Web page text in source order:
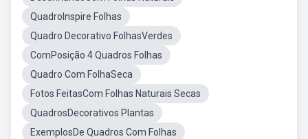
QuadroInspire Folhas
Quadro Decorativo FolhasVerdes
ComPosição 4 Quadros Folhas
Quadro Com FolhaSeca
Fotos FeitasCom Folhas Naturais Secas
QuadrosDecorativos Plantas
ExemplosDe Quadros Com Folhas